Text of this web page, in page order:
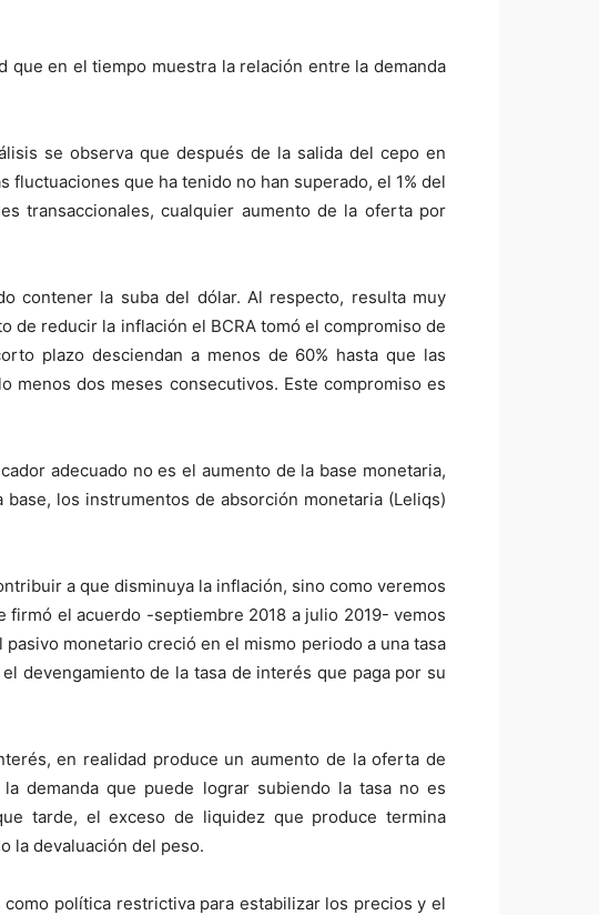
en el tiempo muestra la relación entre la demanda
se observa que después de la salida del cepo en
fluctuaciones que ha tenido no han superado, el 1% del
transaccionales, cualquier aumento de la oferta por
contener la suba del dólar. Al respecto, resulta muy
de reducir la inflación el BCRA tomó el compromiso de
plazo desciendan a menos de 60% hasta que las
menos dos meses consecutivos. Este compromiso es
adecuado no es el aumento de la base monetaria,
los instrumentos de absorción monetaria (Leliqs)
a que disminuya la inflación, sino como veremos
el acuerdo -septiembre 2018 a julio 2019- vemos
monetario creció en el mismo periodo a una tasa
devengamiento de la tasa de interés que paga por su
en realidad produce un aumento de la oferta de
demanda que puede lograr subiendo la tasa no es
tarde, el exceso de liquidez que produce termina
la devaluación del peso.
política restrictiva para estabilizar los precios y el